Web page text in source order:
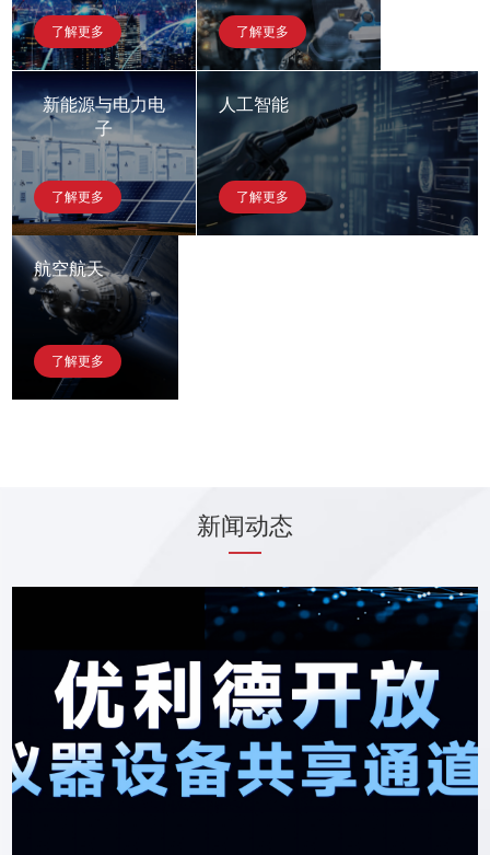
了解更多 了解更多
新能源与电力电
子
了解更多
人工智能
了解更多
航空航天
了解更多
新闻动态